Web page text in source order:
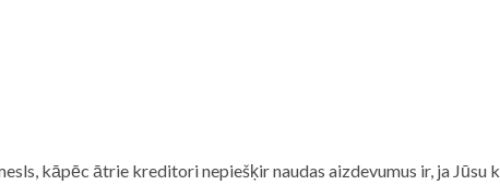
kāpēc ātrie kreditori nepiešķir naudas aizdevumus ir, ja